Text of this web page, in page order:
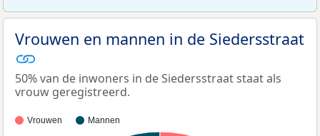
Vrouwen en mannen in de Siedersstraat
50% van de inwoners in de Siedersstraat staat als
vrouw geregistreerd.
Vrouwen Mannen